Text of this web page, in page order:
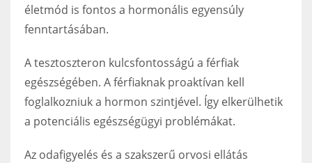
életmód is fontos a hormonális egyensúly
fenntartásában.
A tesztoszteron kulcsfontosságú a férfiak
egészségében. A férfiaknak proaktívan kell
foglalkozniuk a hormon szintjével. Így elkerülhetik
a potenciális egészségügyi problémákat.
Az odafigyelés és a szakszerű orvosi ellátás